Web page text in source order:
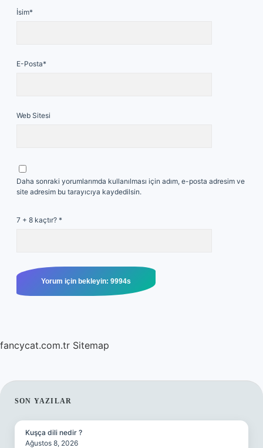
İsim*
E-Posta*
Web Sitesi
Daha sonraki yorumlarımda kullanılması için adım, e-posta adresim ve
site adresim bu tarayıcıya kaydedilsin.
7 + 8 kaçtır? *
fancycat.com.tr Sitemap
SIDEBAR
SON YAZILAR
Kuşça dili nedir ?
Ağustos 8, 2026